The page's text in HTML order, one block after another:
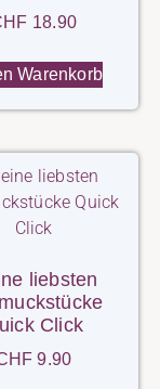
18.90
Warenkorb
liebsten
Click
9.90